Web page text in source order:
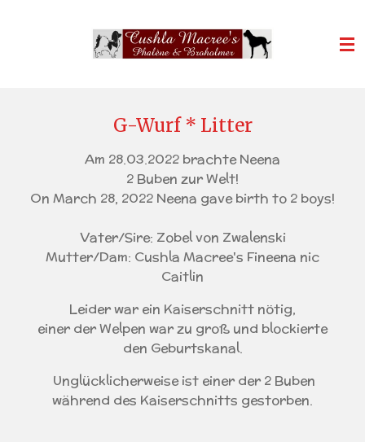
G-Wurf * Litter
Am 28.03.2022 brachte Neena
2 Buben zur Welt!
On March 28, 2022 Neena gave birth to 2 boys!
Vater/Sire: Zobel von Zwalenski
Mutter/Dam: Cushla Macree's Fineena nic
Caitlin
Leider war ein Kaiserschnitt nötig,
einer der Welpen war zu groß und blockierte
den Geburtskanal.
Unglücklicherweise ist einer der 2 Buben
während des Kaiserschnitts gestorben.